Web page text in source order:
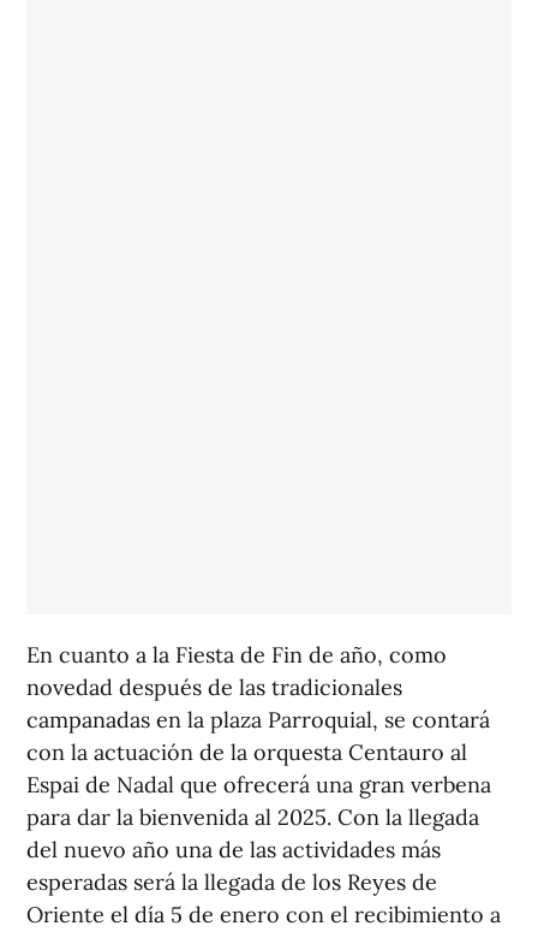
En cuanto a la Fiesta de Fin de año, como
novedad después de las tradicionales
campanadas en la plaza Parroquial, se contará
con la actuación de la orquesta Centauro al
Espai de Nadal que ofrecerá una gran verbena
para dar la bienvenida al 2025. Con la llegada
del nuevo año una de las actividades más
esperadas será la llegada de los Reyes de
Oriente el día 5 de enero con el recibimiento a